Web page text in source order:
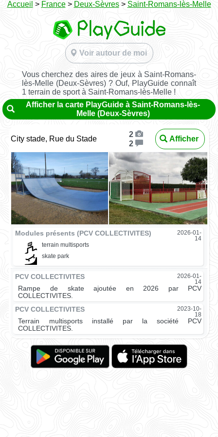
Accueil > France> Deux-Sèvres> Saint-Romans-lès-Melle
Voir autour de moi
Vous cherchez des aires de jeux à Saint-Romans-
lès-Melle (Deux-Sèvres) ? Ouf, PlayGuide connaît
1 terrain de sport à Saint-Romans-lès-Melle !
Afficher la carte PlayGuide à Saint-Romans-lès-
Melle (Deux-Sèvres)
City stade, Rue du Stade
2
2
Afficher
Modules présents (PCV COLLECTIVITES)
2026-01-
14
terrain multisports
skate park
PCV COLLECTIVITES
2026-01-
14
Rampe de skate ajoutée en 2026 par PCV
COLLECTIVITES.
PCV COLLECTIVITES
2023-10-
18
Terrain multisports installé par la société PCV
COLLECTIVITES.